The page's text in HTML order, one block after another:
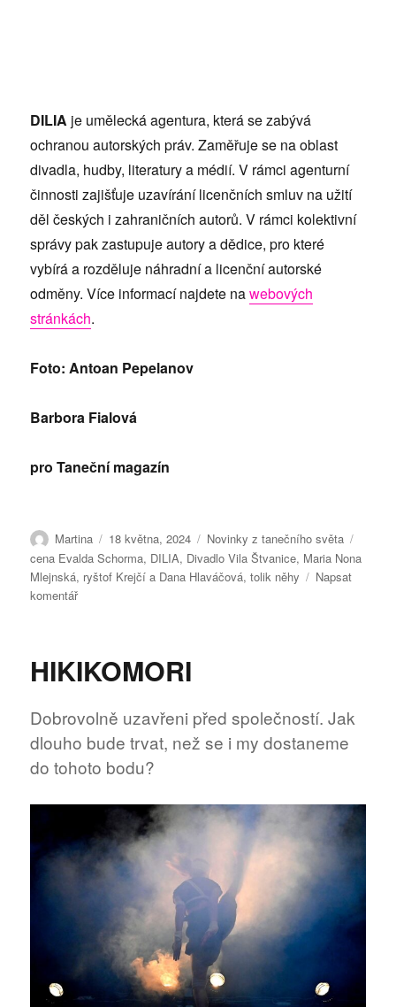
DILIA je umělecká agentura, která se zabývá
ochranou autorských práv. Zaměřuje se na oblast
divadla, hudby, literatury a médií. V rámci agenturní
činnosti zajišťuje uzavírání licenčních smluv na užití
děl českých i zahraničních autorů. V rámci kolektivní
správy pak zastupuje autory a dědice, pro které
vybírá a rozděluje náhradní a licenční autorské
odměny. Více informací najdete nawebových
stránkách.
Foto: Antoan Pepelanov
Barbora Fialová
pro Taneční magazín
Autor:
Martina Publikováno:
18 května, 2024 Rubriky:
Novinky z tanečního světa
cena Evalda Schorma, DILIA, Divadlo Vila Štvanice, Maria Nona
Mlejnská, ryštof Krejčí a Dana Hlaváčová,tolik něhy
Napsat
komentářpro
Cena
zná
své
finalisty
HIKIKOMORI
Dobrovolně uzavřeni před společností. Jak
dlouho bude trvat, než se i my dostaneme
do tohoto bodu?